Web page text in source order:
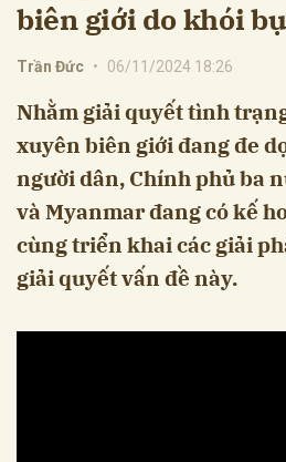
biên giới do khói
Trần Đức • 06/11/2024 18:26
Nhằm giải quyết tình
xuyên biên giới đang đe
người dân, Chính phủ ba
và Myanmar đang có kế
cùng triển khai các giải
giải quyết vấn đề này.